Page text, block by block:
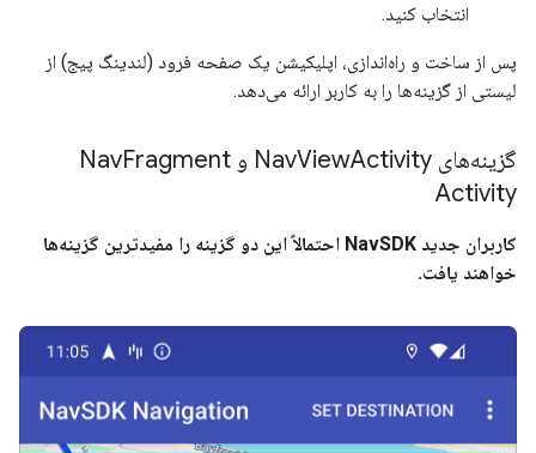
انتخاب کنید.
پس از ساخت و راه‌اندازی، اپلیکیشن یک صفحه فرود (لندینگ پیج) از
لیستی از گزینه‌ها را به کاربر ارائه می‌دهد.
گزینه‌های Nav ViewActivity و Nav
Fragment
Activity
کاربران جدید NavSDK احتمالاً این دو گزینه را مفیدترین گزینه‌ها
خواهند یافت.